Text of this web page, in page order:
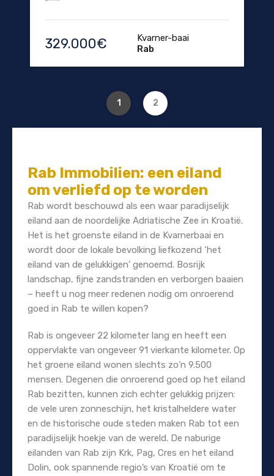
329.000€
Kvarner-baai
Rab
1 2
Rab Immobilien: een eiland
om verliefd op te worden
Rab wordt beschouwd als een waar paradijselijk
eiland aan de noordelijke Adriatische Zee in Kroatië.
Het is het groenste eiland in de Kvarnerbaai en
wordt door de lokale bevolking liefkozend ‘het
eiland van de gelukkigen’ genoemd. Bosrijk
landschap, fijne zandstranden en verborgen baaien
– heeft u nog meer redenen nodig om onroerend
goed in Rab te willen kopen?
Rab is ongeveer 22 kilometer lang en heeft een
oppervlakte van ongeveer 91 vierkante kilometer. Op
het groene eiland wonen slechts zo’n 9.500
mensen. Degenen die onroerend goed op het eiland
Rab bezitten, kunnen zich echter gelukkig prijzen:
de vele uren zonneschijn, het kristalheldere water
en de historische oude steden maken Rab tot een
paradijselijk hoekje van de wereld. De naburige
eilanden van Rab zijn Krk, Pag, Cres en het eiland
Dolin, ook spannende regio’s van Kroatië om te